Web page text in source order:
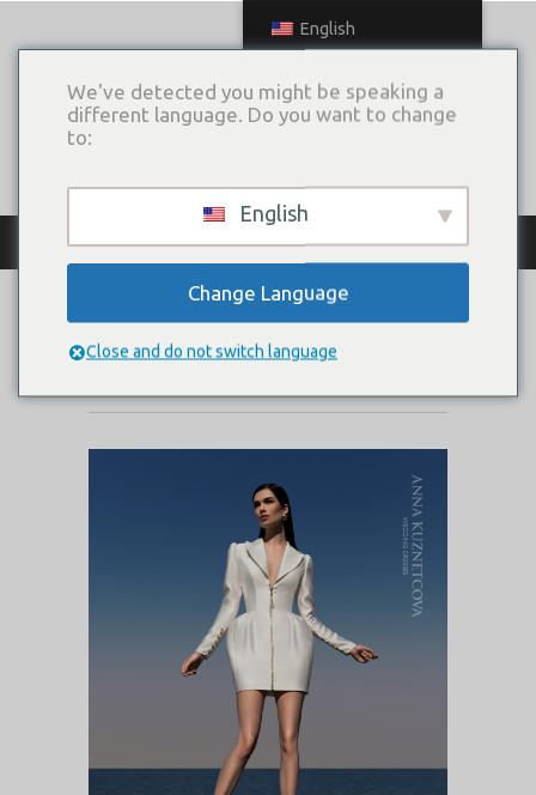
КАТАЛОГ ПЛАТЬЕВ
SINTIA
English
We've detected you might be speaking a
different language. Do you want to change
to:
English
Change Language
Close and do not switch language